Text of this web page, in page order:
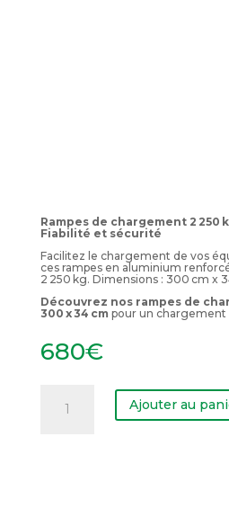
Rampes de chargement 2 250
Fiabilité et sécurité
Facilitez le chargement de vos
ces rampes en aluminium
2 250 kg. Dimensions : 300 cm x
Découvrez nos rampes de
300 x 34 cm pour un
680€
Rampes
Ajouter au